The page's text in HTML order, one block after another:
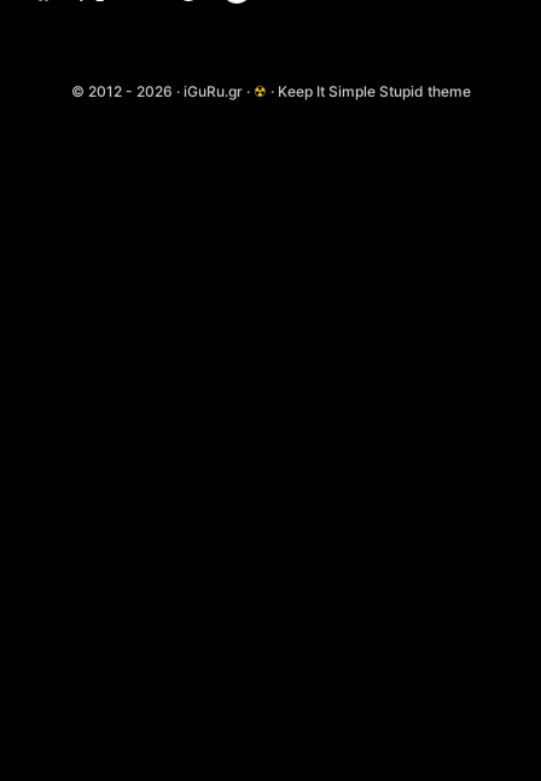
© 2012 - 2026 · iGuRu.gr · ☢ · Keep It Simple Stupid theme